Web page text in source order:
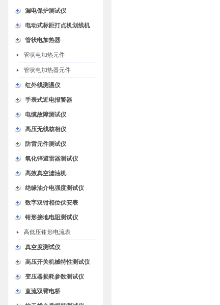
漏电保护测试仪
电动式标距打点机划线机
管状电加热器
管状电加热元件
管状电加热器元件
红外线测温仪
手表式近电报警器
电缆故障测试仪
高压无线核相仪
防雷元件测试仪
氧化锌避雷器测试仪
高效真空滤油机
绝缘油介电强度测试仪
数字双钳相位伏安表
钳形接地电阻测试仪
高低压钳形电流表
真空度测试仪
高压开关机械特性测试仪
变压器损耗参数测试仪
直流双臂电桥